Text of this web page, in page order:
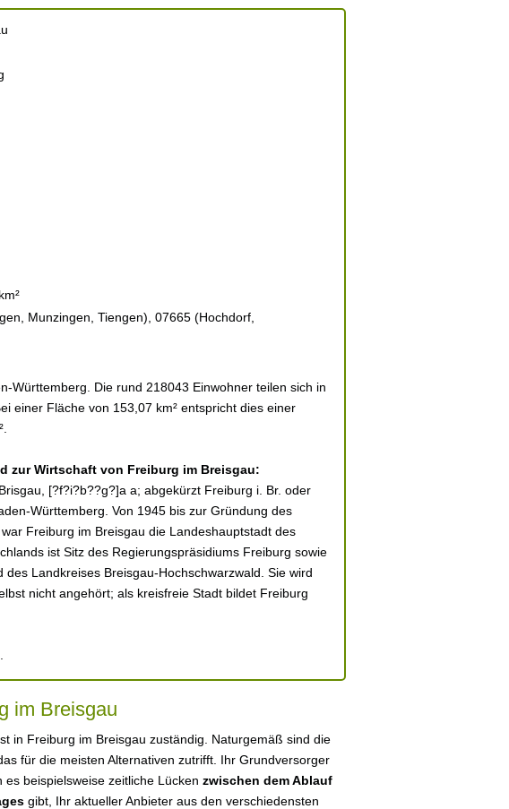
Munzingen, Tiengen), 07665 (Hochdorf,
Württemberg. Die rund 218043 Einwohner teilen sich in
einer Fläche von 153,07 km² entspricht dies einer
zur Wirtschaft von Freiburg im Breisgau:
[?f?i?b??g?]a a; abgekürzt Freiburg i. Br. oder
Württemberg. Von 1945 bis zur Gründung des
Freiburg im Breisgau die Landeshauptstadt des
ist Sitz des Regierungspräsidiums Freiburg sowie
Landkreises Breisgau-Hochschwarzwald. Sie wird
nicht angehört; als kreisfreie Stadt bildet Freiburg
im Breisgau
in Freiburg im Breisgau zuständig. Naturgemäß sind die
für die meisten Alternativen zutrifft. Ihr Grundversorger
beispielsweise zeitliche Lücken zwischen dem Ablauf
gibt, Ihr aktueller Anbieter aus den verschiedensten